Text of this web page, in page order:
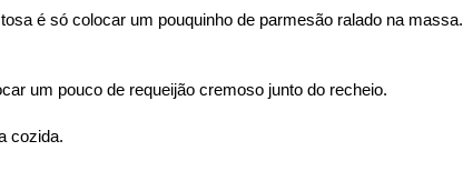
é só colocar um pouquinho de parmesão ralado na massa.
um pouco de requeijão cremoso junto do recheio.
cozida.